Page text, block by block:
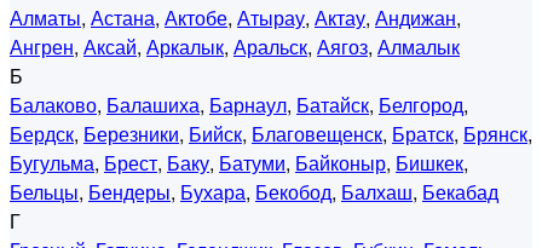
Алматы, Астана, Актобе, Атырау, Актау, Андижан,
Ангрен, Аксай, Аркалык, Аральск, Аягоз, Алмалык
Б
Балаково, Балашиха, Барнаул, Батайск, Белгород,
Бердск, Березники, Бийск, Благовещенск, Братск, Брянск,
Бугульма, Брест, Баку, Батуми, Байконыр, Бишкек,
Бельцы, Бендеры, Бухара, Бекобод, Балхаш, Бекабад
Г